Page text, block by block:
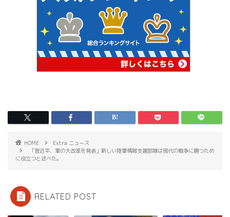
HOME
Extra ニュース
「習近平、軍の大改革を発表」新しい陸軍情報支援部隊は現代の戦争に勝つため
に役立つと述べた。
RELATED POST